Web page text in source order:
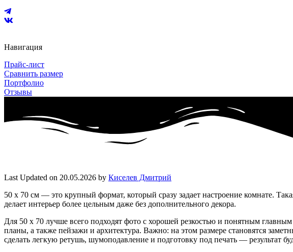
Навигация
Прайс-лист
Сравнить размер
Портфолио
Отзывы
Last Updated on 20.05.2026 by Киселев Дмитрий
50 x 70 см — это крупный формат, который сразу задает настроение комнате.
делает интерьер более цельным даже без дополнительного декора.
Для 50 x 70 лучше всего подходят фото с хорошей резкостью и понятным
планы, а также пейзажи и архитектура. Важно: на этом размере становятся
сделать легкую ретушь, шумоподавление и подготовку под печать — результат